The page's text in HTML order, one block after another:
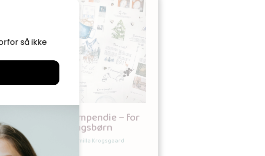
Vinterkompendie – for
indskolingsbørn
Udgives af: Camilla Krogsgaard